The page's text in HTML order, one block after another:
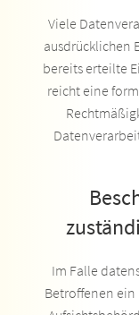
Viele
ausdrücklichen
bereits erteilte
reicht eine
Im Falle
Betroffenen ein